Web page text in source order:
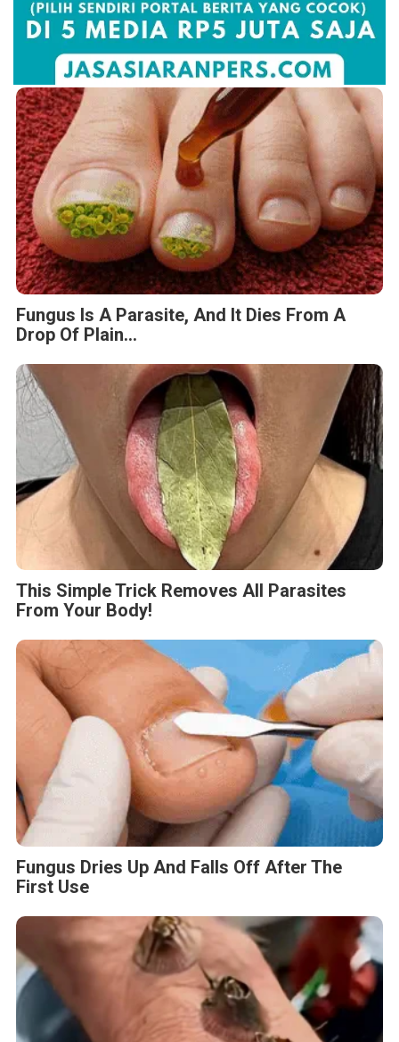
Fungus Is A Parasite, And It Dies From A
Drop Of Plain...
This Simple Trick Removes All Parasites
From Your Body!
Fungus Dries Up And Falls Off After The
First Use